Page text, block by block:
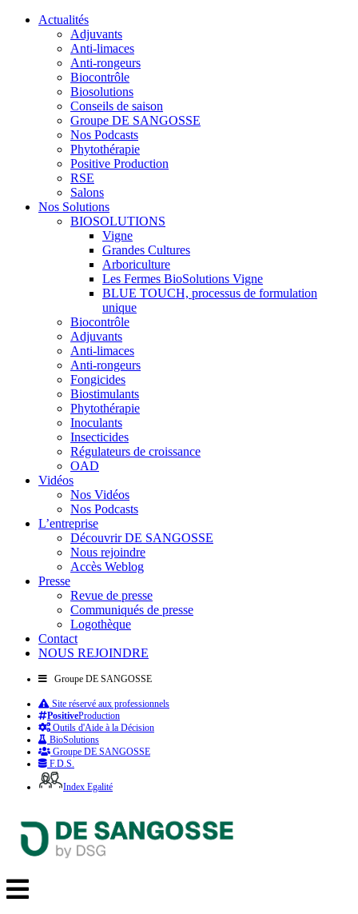
Actualités
Adjuvants
Anti-limaces
Anti-rongeurs
Biocontrôle
Biosolutions
Conseils de saison
Groupe DE SANGOSSE
Nos Podcasts
Phytothérapie
Positive Production
RSE
Salons
Nos Solutions
BIOSOLUTIONS
Vigne
Grandes Cultures
Arboriculture
Les Fermes BioSolutions Vigne
BLUE TOUCH, processus de formulation
unique
Biocontrôle
Adjuvants
Anti-limaces
Anti-rongeurs
Fongicides
Biostimulants
Phytothérapie
Inoculants
Insecticides
Régulateurs de croissance
OAD
Vidéos
Nos Vidéos
Nos Podcasts
L’entreprise
Découvrir DE SANGOSSE
Nous rejoindre
Accès Weblog
Presse
Revue de presse
Communiqués de presse
Logothèque
Contact
NOUS REJOINDRE
Groupe DE SANGOSSE
Site réservé aux professionnels
PositiveProduction
Outils d'Aide à la Décision
BioSolutions
Groupe DE SANGOSSE
F.D.S.
Index Egalité